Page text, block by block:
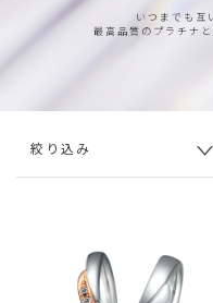
いつまでも互
最高品質のプラチナ
絞り込み